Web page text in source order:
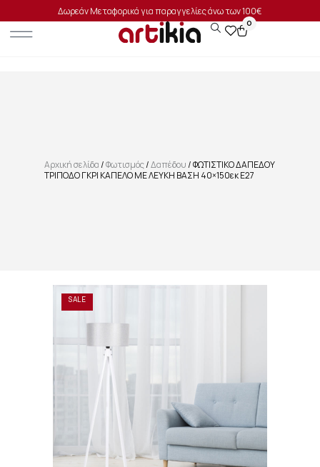
Δωρεάν Μεταφορικά για παραγγελίες άνω των 100€
0
Αρχική σελίδα/Φωτισμός/Δαπέδου/ ΦΩΤΙΣΤΙΚΟ ΔΑΠΕΔΟΥ
ΤΡΙΠΟΔΟ ΓΚΡΙ ΚΑΠΕΛΟ ΜΕ ΛΕΥΚΗ ΒΑΣΗ 40×150εκ Ε27
SALE